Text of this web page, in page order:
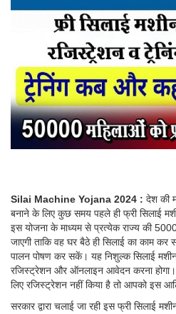
Silai Machine Yojana 2024 : देश की
बनाने के लिए कुछ समय पहले ही फ्री सिलाई
इस योजना के माध्यम से प्रत्येक राज्य की
जाएगी ताकि वह घर बैठे ही सिलाई का काम
पालन पोषण कर सकें। यह निशुल्क सिलाई
रजिस्ट्रेशन और ऑनलाइन आवेदन करना
लिए रजिस्ट्रेशन नहीं किया है तो आपको इस
सरकार द्वारा चलाई जा रही इस फ्री सिलाई